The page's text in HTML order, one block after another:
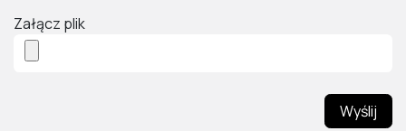
Załącz plik
Wyślij